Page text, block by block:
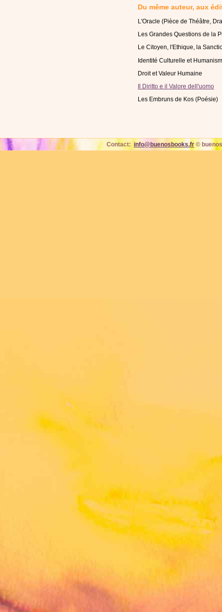
Du même auteur, aux
L'Oracle (Pièce de Théâtre,
Les Grandes Questions de la
Le Citoyen, l'Ethique, la
Identité Culturelle et
Droit et Valeur Humaine
Il Diritto e il Valore dell'uomo
Les Embruns de Kos (Poésie)
Contact: info@buenosbooks.fr©